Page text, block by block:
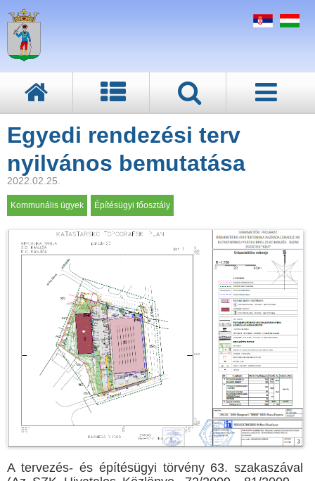
Egyedi rendezési terv
nyilvános bemutatása
2022.02.25.
Kommunális ügyek Építésügyi főosztály
A tervezés- és építésügyi törvény 63. szakaszával